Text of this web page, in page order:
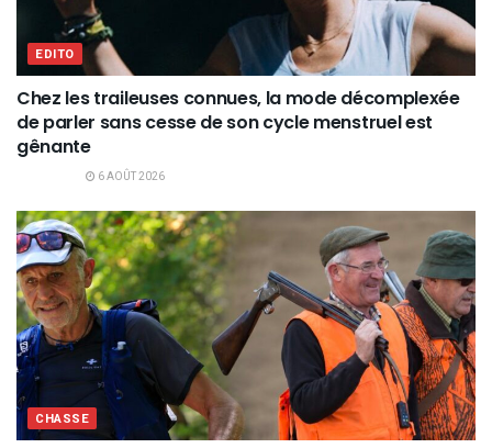
EDITO
Chez les traileuses connues, la mode décomplexée
de parler sans cesse de son cycle menstruel est
gênante
6 AOÛT 2026
CHASSE